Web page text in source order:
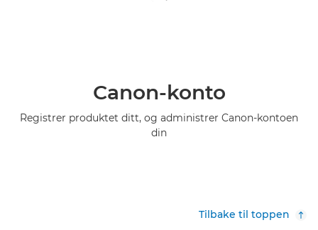
Canon-konto
Registrer produktet ditt, og administrer Canon-kontoen
din
Tilbake til toppen